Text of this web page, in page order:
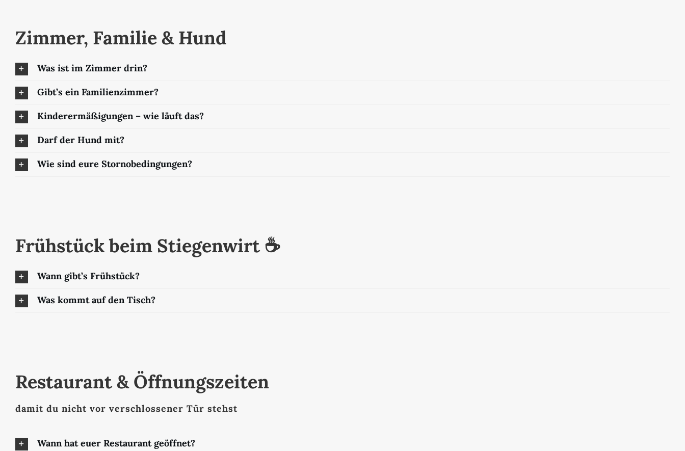
Zimmer, Familie & Hund
Was ist im Zimmer drin?
Gibt’s ein Familienzimmer?
Kinderermäßigungen – wie läuft das?
Darf der Hund mit?
Wie sind eure Stornobedingungen?
Frühstück beim Stiegenwirt ☕️
Wann gibt’s Frühstück?
Was kommt auf den Tisch?
Restaurant & Öffnungszeiten
damit du nicht vor verschlossener Tür stehst
Wann hat euer Restaurant geöffnet?